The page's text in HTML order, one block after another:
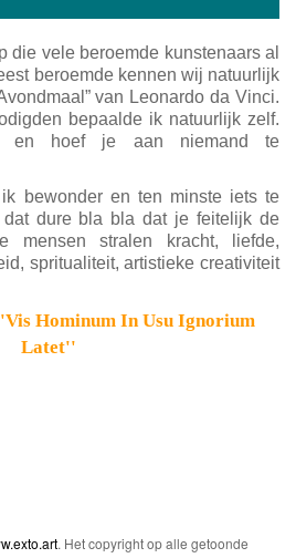
die vele beroemde kunstenaars al
beroemde kennen wij natuurlijk
van Leonardo da Vinci.
bepaalde ik natuurlijk zelf.
en hoef je aan niemand te
bewonder en ten minste iets te
dat dure bla bla dat je feitelijk de
mensen stralen kracht, liefde,
spritualiteit, artistieke creativiteit
Hominum In Usu Ignorium
Latet''
. Het copyright op alle getoonde